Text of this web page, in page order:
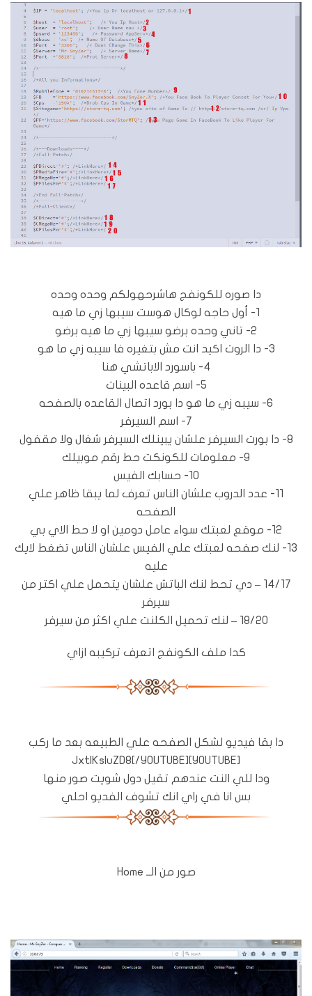
دا صوره للكونفج هاشرحهولكم وحده وحده
1- أول حاجه لوكال هوست سيبها زي ما هيه
2- تاني وحده برضو سيبها زي ما هيه برضو
3- دا الروت اكيد انت مش بتغيره فا سيبه زي ما هو
4- باسورد الاباتشي هنا
5- اسم قاعده البينات
6- سيبه زي ما هو دا بورد اتصال القاعده بالصفحه
7- اسم السيرفر
8- دا بورت السيرفر علشان يبينلك السيرفر شغال ولا مقفول
9- معلومات للكونكت حط رقم موبيلك
10- حسابك الفيس
11- عدد الدروب علشان الناس تعرف لما يبقا ظاهر علي
الصفحه
12- موقع لعبتك سواء عامل دومين او لا حط الاي بي
13- لنك صفحه لعبتك علي الفيس علشان الناس تضغط لايك
عليه
14/17 – دي تحط لنك الباتش علشان يتحمل علي اكتر من
سيرفر
18/20 – لنك تحميل الكلنت علي اكثر من سيرفر
كدا ملف الكونفج اتعرف تركيبه ازاي
دا بقا فيديو لشكل الصفحه علي الطبيعه بعد ما ركب
[YOUTUBE]JxtIKsIuZD8[/YOUTUBE]
ودا للي النت عندهم تقيل دول شويت صور منها
بس انا في راي انك تشوف الفديو احلي
صور من الــ Home